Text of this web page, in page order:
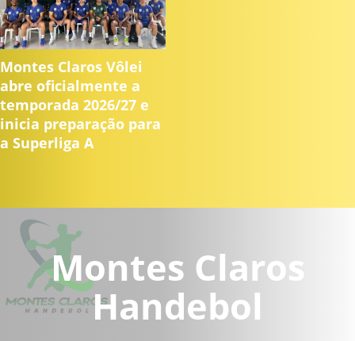
Montes Claros Vôlei
abre oficialmente a
temporada 2026/27 e
inicia preparação para
a Superliga A
Montes Claros
Handebol